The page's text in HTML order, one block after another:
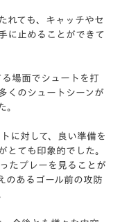
れても、 キャッチやセ
に止めることができて
場面でシュートを打
くのシュートシーンが
。
に対して、
良い準備を
とても印象的でした。
たプレーを見ることが
のあるゴール前の攻防